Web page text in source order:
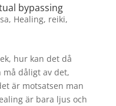
bypassing
, Healing, reiki,
hur kan det då
må dåligt av det,
är motsatsen man
är bara ljus och